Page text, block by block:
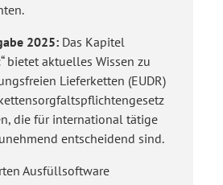
2025: Das Kapitel
“ bietet aktuelles Wissen zu
Lieferketten (EUDR)
die für international tätige
entscheidend sind.
Ausfüllsoftware